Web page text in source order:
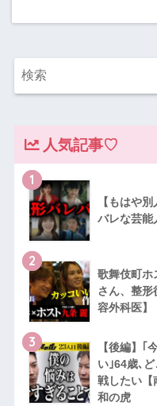
人気記事♡
1
【もはや
バレな芸能
2
歌舞伎町ホ
さん、整
容外科医】
3
【後編】｢
い｣64歳､
戦したい【
和の虎